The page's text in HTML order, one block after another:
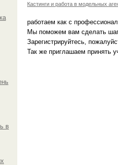
в
Кастинги и работа в модельных
работаем как с
Мы поможем вам сделать
Зарегистрируйтесь,
Так же приглашаем принять